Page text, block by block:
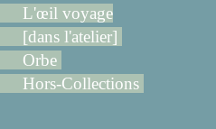
L'œil voyage
[dans l'atelier]
Orbe
Hors-Collections